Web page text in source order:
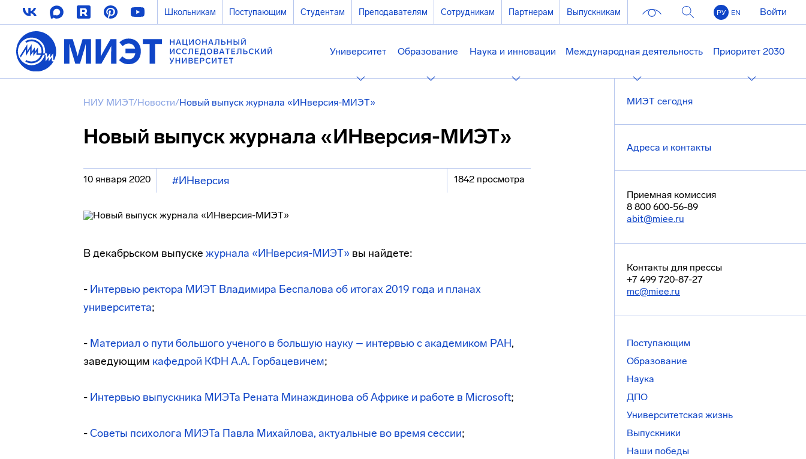
Школьникам Поступающим Студентам Преподавателям Сотрудникам Партнерам Выпускникам РУ EN Войти
Университет Образование Наука и инновации Международная деятельность Приоритет 2030
НИУ МИЭТ/Новости/Новый выпуск журнала «ИНверсия-МИЭТ»
Новый выпуск журнала «ИНверсия-МИЭТ»
10 января 2020 #ИНверсия 1842 просмотра
В декабрьском выпуске журнала «ИНверсия-МИЭТ» вы найдете:
- Интервью ректора МИЭТ Владимира Беспалова об итогах 2019 года и планах
университета;
- Материал о пути большого ученого в большую науку – интервью с академиком РАН,
заведующим кафедрой КФН А.А. Горбацевичем;
- Интервью выпускника МИЭТа Рената Минаждинова об Африке и работе в Microsoft;
-Советы психолога МИЭТа Павла Михайлова, актуальные во время сессии;
МИЭТ сегодня
Адреса и контакты
Приемная комиссия
8 800 600-56-89
abit@miee.ru
Контакты для прессы
+7 499 720-87-27
mc@miee.ru
Поступающим
Образование
Наука
ДПО
Университетская жизнь
Выпускники
Наши победы